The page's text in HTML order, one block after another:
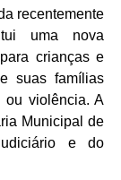
recentemente
uma nova
crianças e
suas famílias
ou violência. A
Municipal de
e do